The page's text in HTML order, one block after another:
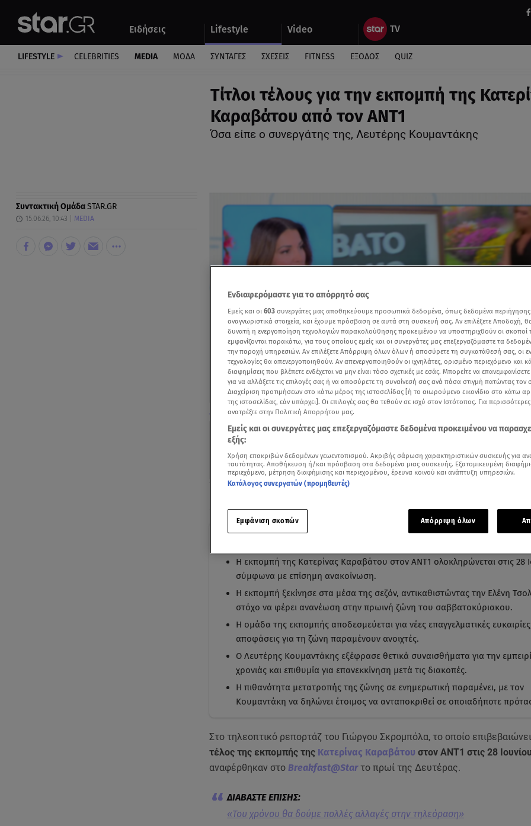
Ειδήσεις Lifestyle Video
Αυτοκίνητο
LIFESTYLE CELEBRITIES MEDIA ΜΟΔΑ ΣΥΝΤΑΓΕΣ ΣΧΕΣΕΙΣ FITNESS ΕΞΟΔΟΣ QUIZ
Τίτλοι τέλους για την εκπομπή της
Καραβάτου από τον ΑΝΤ1
Όσα είπε ο συνεργάτης της, Λευτέρης Κουμαντάκης
Συντακτική ΟμάδαSTAR.GR
15.06.26, 10:43 MEDIA
Δείτε το σχετικό απόσπασμα από το Breakfast@Star
Δείτε περισσότερα άρθρα μας στα αποτελέσματα αναζήτησης
Add star.gr on Google
Με μια ματιά-
Η εκπομπή της Κατερίνας Καραβάτου στον ΑΝΤ1 ολοκληρώνεται στις 28
σύμφωνα με επίσημη ανακοίνωση.
Η εκπομπή ξεκίνησε στα μέσα της σεζόν, αντικαθιστώντας την Ελένη
στόχο να φέρει ανανέωση στην πρωινή ζώνη του σαββατοκύριακου.
Η ομάδα της εκπομπής αποδεσμεύεται για νέες επαγγελματικές
αποφάσεις για τη ζώνη παραμένουν ανοιχτές.
Ο Λευτέρης Κουμαντάκης εξέφρασε θετικά συναισθήματα για την
χρονιάς και επιθυμία για επανεκκίνηση μετά τις διακοπές.
Η πιθανότητα μετατροπής της ζώνης σε ενημερωτική παραμένει, με τον
Κουμαντάκη να δηλώνει έτοιμος να ανταποκριθεί σε οποιαδήποτε
Στο τηλεοπτικό ρεπορτάζ του Γιώργου Σκρομπόλα, το οποίο
τέλος της εκπομπής της Κατερίνας Καραβάτου στον ΑΝΤ1 στις 28 Ιουνίου
αναφέρθηκαν στο Breakfast@Starτο πρωί της Δευτέρας.
«Του χρόνου θα δούμε πολλές αλλαγές στην τηλεόραση»
Ενδιαφερόμαστε για το απόρρητό σας
Εμείς και οι 603 συνεργάτες μας αποθηκεύουμε προσωπικά δεδομένα, όπως δεδομένα
αναγνωριστικά στοιχεία, και έχουμε πρόσβαση σε αυτά στη συσκευή σας. Αν επιλέξετε Αποδοχή,
δυνατή η ενεργοποίηση τεχνολογιών παρακολούθησης προκειμένου να υποστηριχθούν οι σκοποί
εμφανίζονται παρακάτω, για τους οποίους εμείς και οι συνεργάτες μας επεξεργαζόμαστε τα
την παροχή υπηρεσιών. Αν επιλέξετε Απόρριψη όλων όλων ή αποσύρετε τη συγκατάθεσή σας, οι
τεχνολογίες θα απενεργοποιηθούν. Αν απενεργοποιηθούν οι ιχνηλάτες, ορισμένο περιεχόμενο και
διαφημίσεις που βλέπετε ενδέχεται να μην είναι τόσο σχετικές με εσάς. Μπορείτε να
για να αλλάξετε τις επιλογές σας ή να αποσύρετε τη συναίνεσή σας ανά πάσα στιγμή πατώντας τον
Διαχείριση προτιμήσεων στο κάτω μέρος της ιστοσελίδας [ή το αιωρούμενο εικονίδιο στο κάτω
της ιστοσελίδας, εάν υπάρχει]. Οι επιλογές σας θα τεθούν σε ισχύ στον Ιστότοπος. Για
ανατρέξτε στην Πολιτική Απορρήτου μας.
Εμείς και οι συνεργάτες μας επεξεργαζόμαστε δεδομένα προκειμένου να
εξής:
Χρήση επακριβών δεδομένων γεωεντοπισμού. Ακριβής σάρωση χαρακτηριστικών συσκευής για
ταυτότητας. Αποθήκευση ή/και πρόσβαση στα δεδομένα μιας συσκευής. Εξατομικευμένη
περιεχόμενο, μέτρηση διαφήμισης και περιεχομένου, έρευνα κοινού και ανάπτυξη υπηρεσιών.
Κατάλογος συνεργατών (προμηθευτές)
Εμφάνιση σκοπών Απόρριψη όλων